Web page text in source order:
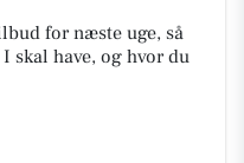
for næste uge, så
skal have, og hvor du